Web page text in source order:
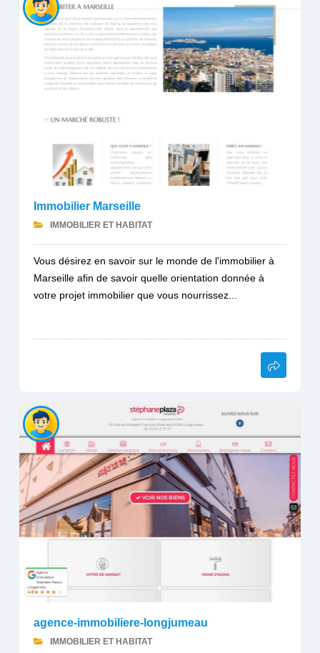
Immobilier Marseille
IMMOBILIER ET HABITAT
Vous désirez en savoir sur le monde de l'immobilier à
Marseille afin de savoir quelle orientation donnée à
votre projet immobilier que vous nourrissez...
agence-immobiliere-longjumeau
IMMOBILIER ET HABITAT